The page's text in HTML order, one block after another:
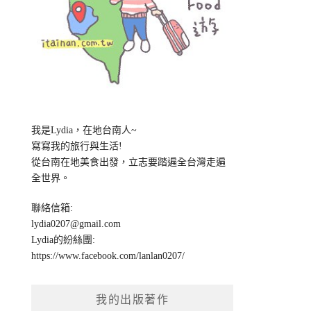
我是Lydia，在地台南人~
寫寫我的旅行與生活!
從台南在地美食出發，立志要踏遍全台灣走遍
全世界。
聯絡信箱:
lydia0207@gmail.com
Lydia的紛絲團:
https://www.facebook.com/lanlan0207/
我的出版著作